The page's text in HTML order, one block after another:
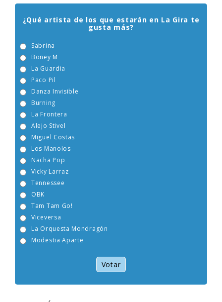
¿Qué artista de los que estarán en La Gira te
gusta más?
Boney M
Burning
Alejo Stivel
Miguel Costas
Nacha Pop
Vicky Larraz
La Orquesta Mondragón
Modestia Aparte
Votar